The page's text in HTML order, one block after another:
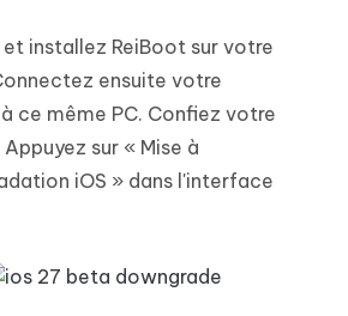
installez ReiBoot sur votre
ensuite votre
ce même PC. Confiez votre
sur « Mise à
iOS » dans l'interface